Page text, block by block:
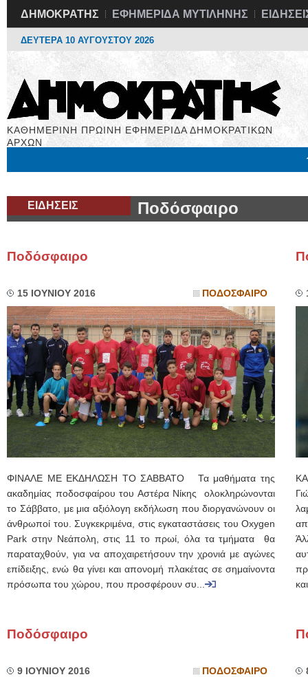
ΔΗΜΟΚΡΑΤΗΣ ΕΦΗΜΕΡΙΔΑ ΜΥΤΙΛΗΝΗΣ
ΔΕΥΤΕΡΑ 10 ΑΥΓΟΥΣΤΟΥ 2026
ΚΑΘΗΜΕΡΙΝΗ ΠΡΩΙΝΗ ΕΦΗΜΕΡΙΔΑ ΔΗΜΟΚΡΑΤΙΚΩΝ
ΑΡΧΩΝ
ΕΙΔΗΣΕΙΣ Ποδόσφαιρο
Ποδόσφαιρο
15 ΙΟΥΝΙΟΥ 2016 ΠΟΔΟΣΦΑΙΡΟ
ΦΙΝΑΛΕ ΜΕ ΕΚΔΗΛΩΣΗ ΤΟ ΣΑΒΒΑΤΟ Τα μαθήματα της
ακαδημίας ποδοσφαίρου του Αστέρα Νίκης ολοκληρώνονται
το Σάββατο, με μια αξιόλογη εκδήλωση που διοργανώνουν οι
άνθρωποί του. Συγκεκριμένα, στις εγκαταστάσεις του Oxygen
Park στην Νεάπολη, στις 11 το πρωί, όλα τα τμήματα θα
παραταχθούν, για να αποχαιρετήσουν την χρονιά με αγώνες
επίδειξης, ενώ θα γίνει και απονομή πλακέτας σε σημαίνοντα
πρόσωπα του χώρου, που προσφέρουν συ...
Ποδόσφαιρο
9 ΙΟΥΝΙΟΥ 2016 ΠΟΔΟΣΦΑΙΡΟ